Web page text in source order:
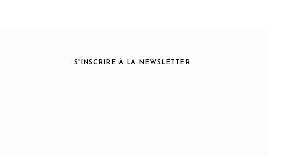
S'INSCRIRE À LA NEWSLETTER